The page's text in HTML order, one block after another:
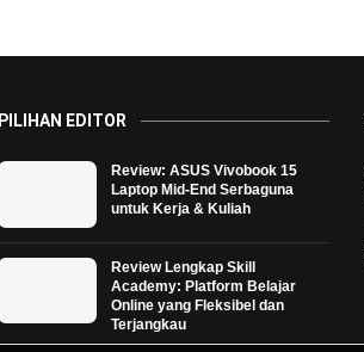
PILIHAN EDITOR
Review: ASUS Vivobook 15
Laptop Mid-End Serbaguna
untuk Kerja & Kuliah
Review Lengkap Skill
Academy: Platform Belajar
Online yang Fleksibel dan
Terjangkau